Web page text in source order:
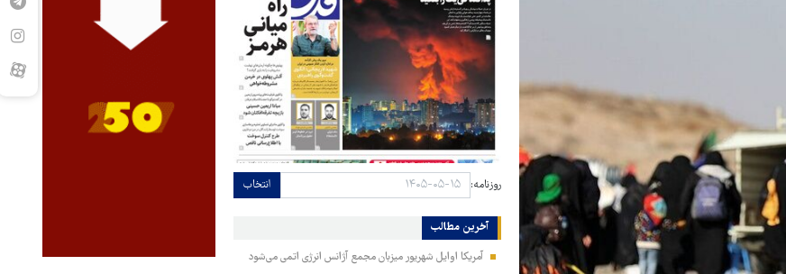
روزنامه: انتخاب
آخرین مطالب
آمریکا اوایل شهریور میزبان مجمع آژانس انرژی اتمی می‌شود